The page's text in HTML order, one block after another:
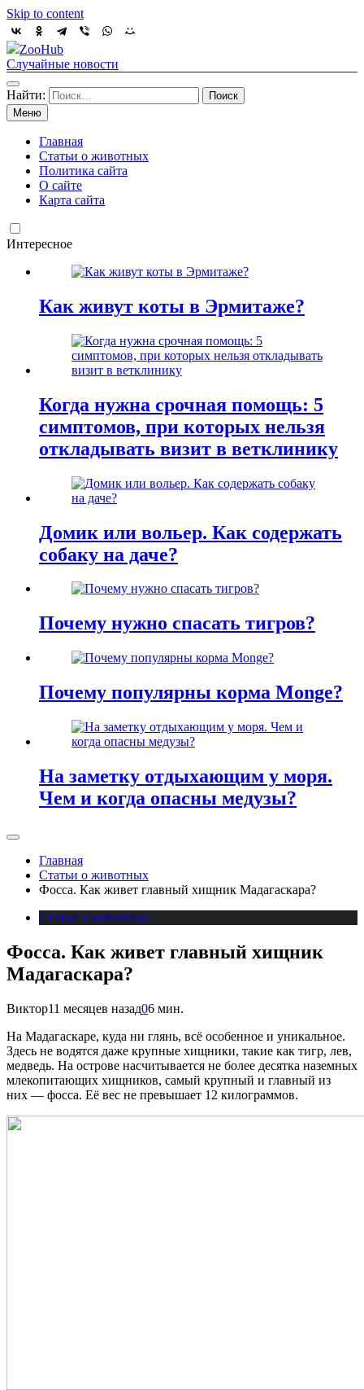
Skip to content
ZooHub
Случайные новости
Найти:
Меню
Главная
Статьи о животных
Политика сайта
О сайте
Карта сайта
Интересное
Как живут коты в Эрмитаже?
Когда нужна срочная помощь: 5
симптомов, при которых нельзя
откладывать визит в ветклинику
Домик или вольер. Как содержать
собаку на даче?
Почему нужно спасать тигров?
Почему популярны корма Monge?
На заметку отдыхающим у моря.
Чем и когда опасны медузы?
Главная
Статьи о животных
Фосса. Как живет главный хищник Мадагаскара?
Статьи о животных
Фосса. Как живет главный хищник
Мадагаскара?
Виктор11 месяцев назад06 мин.
На Мадагаскаре, куда ни глянь, всё особенное и уникальное.
Здесь не водятся даже крупные хищники, такие как тигр, лев,
медведь. На острове насчитывается не более десятка наземных
млекопитающих хищников, самый крупный и главный из
них — фосса. Её вес не превышает 12 килограммов.